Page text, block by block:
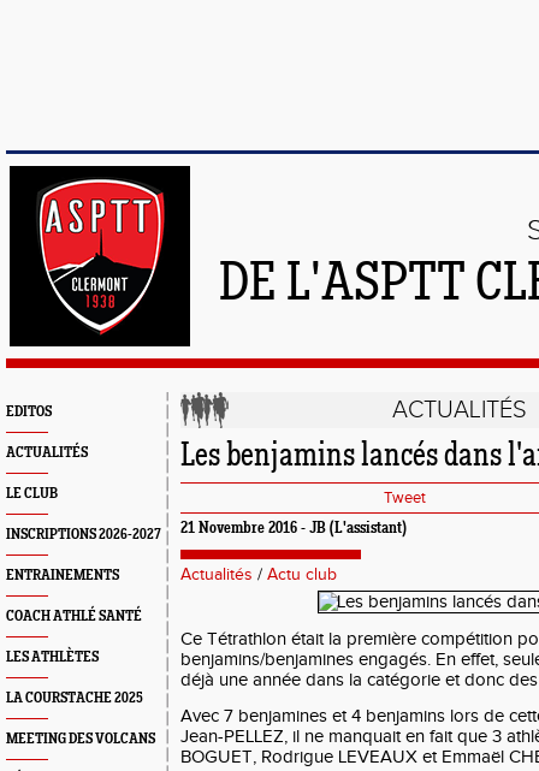
DE L'ASPTT
EDITOS
ACTUALITÉS
LE CLUB
INSCRIPTIONS 2026-2027
ENTRAINEMENTS
COACH ATHLÉ SANTÉ
LES ATHLÈTES
LA COURSTACHE 2025
MEETING DES VOLCANS
ACTUALITÉS
Les benjamins lancés dans
Tweet
21 Novembre 2016 - JB (L'assistant)
Actualités / Actu club
Ce Tétrathlon était la première compétition
benjamins/benjamines engagés. En effet,
déjà une année dans la catégorie et donc
Avec 7 benjamines et 4 benjamins lors de
Jean-PELLEZ, il ne manquait en fait que 3
BOGUET, Rodrigue LEVEAUX et Emmaël